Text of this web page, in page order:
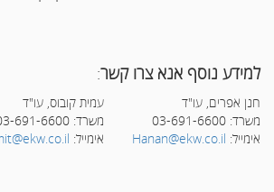
למידע נוסף אנא צרו קשר:
חנן אפרים, עו"ד
עמית קובוס, עו"ד
משרד: 03-691-6600
משרד: 03-691-6600
אימייל: Hanan@ekw.co.il אימייל: